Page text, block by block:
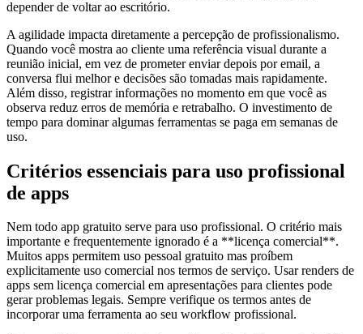
depender de voltar ao escritório.
A agilidade impacta diretamente a percepção de profissionalismo.
Quando você mostra ao cliente uma referência visual durante a
reunião inicial, em vez de prometer enviar depois por email, a
conversa flui melhor e decisões são tomadas mais rapidamente.
Além disso, registrar informações no momento em que você as
observa reduz erros de memória e retrabalho. O investimento de
tempo para dominar algumas ferramentas se paga em semanas de
uso.
Critérios essenciais para uso profissional
de apps
Nem todo app gratuito serve para uso profissional. O critério mais
importante e frequentemente ignorado é a **licença comercial**.
Muitos apps permitem uso pessoal gratuito mas proíbem
explicitamente uso comercial nos termos de serviço. Usar renders de
apps sem licença comercial em apresentações para clientes pode
gerar problemas legais. Sempre verifique os termos antes de
incorporar uma ferramenta ao seu workflow profissional.